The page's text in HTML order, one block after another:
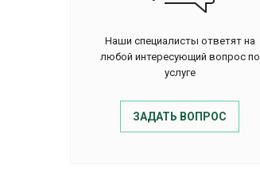
Наши специалисты ответят на
любой интересующий вопрос по
услуге
ЗАДАТЬ ВОПРОС